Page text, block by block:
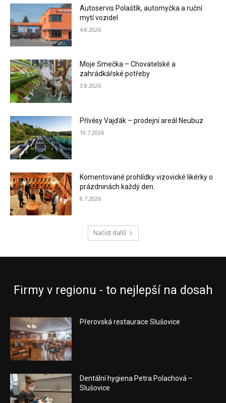
Autoservis Polaštík, automyčka a ruční
mytí vozidel
4.8.2026
Moje Smečka – Chovatelské a
zahrádkářské potřeby
3.8.2026
Přívěsy Vajďák – prodejní areál Neubuz
10.7.2026
Komentované prohlídky vizovické likérky o
prázdninách každý den.
8.7.2026
Načíst další
Firmy v regionu - to nejlepší na dosah
Přerovská restaurace Slušovice
Dentální hygiena Petra Polachová –
Slušovice